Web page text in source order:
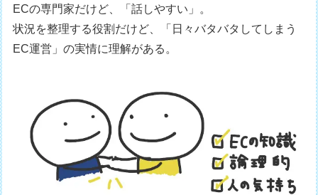
ECの専門家だけど、「話しやすい」。
状況を整理する役割だけど、「日々バタバタしてしまう
EC運営」の実情に理解がある。